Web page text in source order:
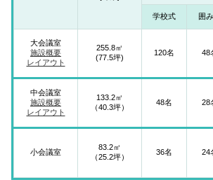
学校式 囲
大会議室
施設概要
レイアウト
255.8㎡
(77.5坪)
120名 48
中会議室
施設概要
レイアウト
133.2㎡
（40.3坪）
48名 28
小会議室
83.2㎡
（25.2坪）
36名 24